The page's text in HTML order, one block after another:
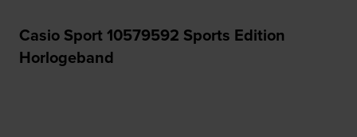
Casio Sport 10579592 Sports Edition
Horlogeband